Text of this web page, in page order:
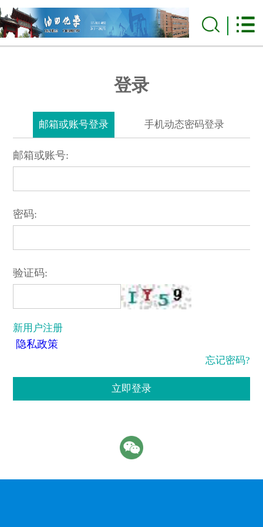
登录
邮箱或账号登录 手机动态密码登录
邮箱或账号:
密码:
验证码:
新用户注册
隐私政策
忘记密码?
立即登录